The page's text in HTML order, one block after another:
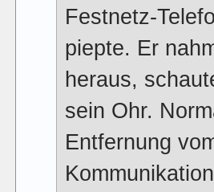
Festnetz-
piepte. Er
heraus,
sein Ohr.
Entfernung